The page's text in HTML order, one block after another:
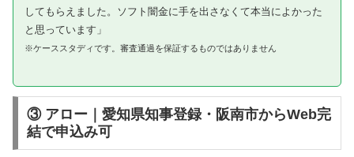
してもらえました。ソフト闇金に手を出さなくて本当によかった
と思っています」
※ケーススタディです。審査通過を保証するものではありません
③ アロー｜愛知県知事登録・阪南市からWeb完
結で申込み可